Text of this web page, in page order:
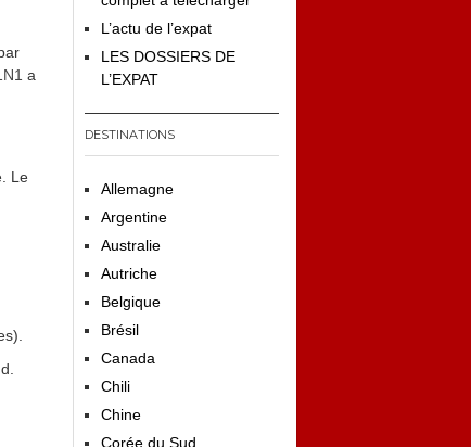
a
Le
L’actu de l’expat
LES DOSSIERS DE
L’EXPAT
DESTINATIONS
Allemagne
Argentine
Australie
Autriche
Belgique
Brésil
Canada
Chili
Chine
Corée du Sud